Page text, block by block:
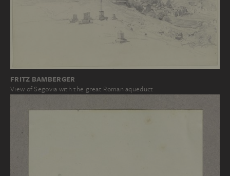
FRITZ BAMBERGER
View of Segovia with the great Roman aqueduct